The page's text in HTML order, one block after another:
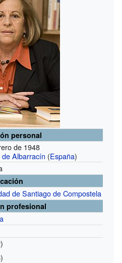
personal
de 1948
de Albarracín (España)
de Santiago de Compostela
profesional